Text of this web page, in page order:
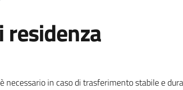
residenza
necessario in caso di trasferimento stabile e